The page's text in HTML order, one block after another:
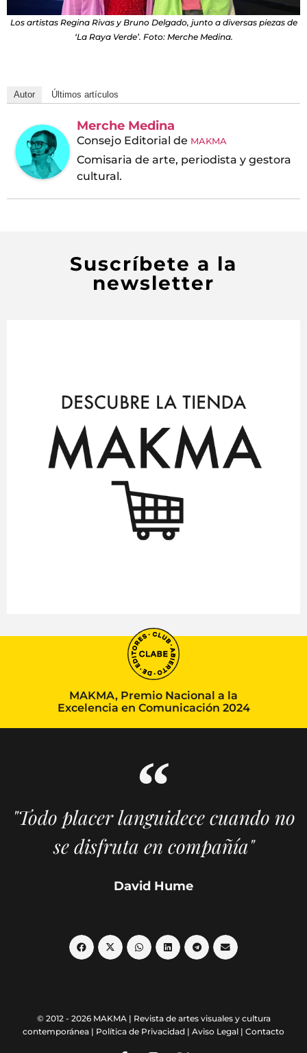
Los artistas Regina Rivas y Bruno Delgado, junto a diversas piezas de
‘La Raya Verde’. Foto: Merche Medina.
Autor Últimos artículos
Merche Medina
Consejo Editorial de MAKMA
Comisaria de arte, periodista y gestora
cultural.
Suscríbete a la
newsletter
MAKMA, Premio Nacional a la
Excelencia en Comunicación 2024
"Todo placer languidece cuando no
se disfruta en compañía"
David Hume
© 2012 - 2026 MAKMA | Revista de artes visuales y cultura
contemporánea | Política de Privacidad | Aviso Legal | Contacto